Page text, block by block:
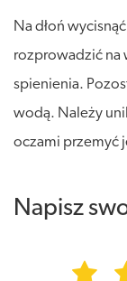
Na dłoń
rozprowadzić na
spienienia.
wodą. Należy
oczami przemyć
Napisz